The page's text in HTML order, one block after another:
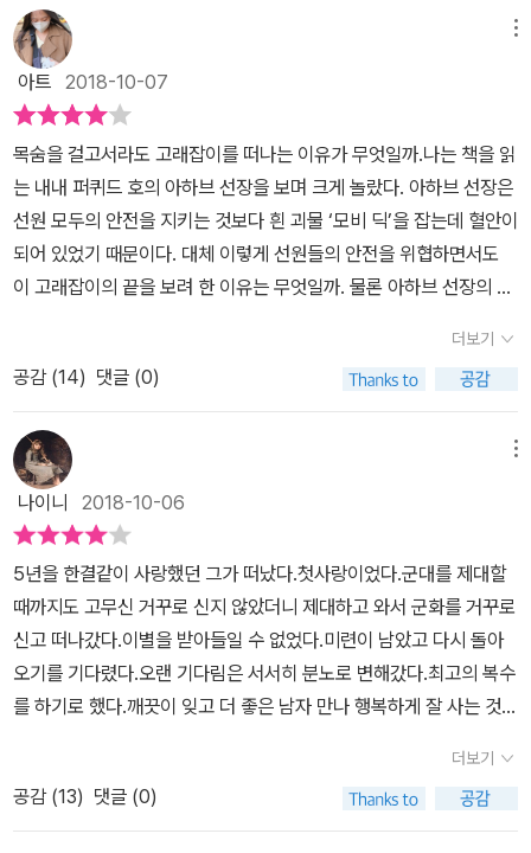
아트 2018-10-07
목숨을 걸고서라도 고래잡이를 떠나는 이유가 무엇일까.나는 책을 읽
는 내내 퍼퀴드 호의 아하브 선장을 보며 크게 놀랐다. 아하브 선장은
선원 모두의 안전을 지키는 것보다 흰 괴물 ‘모비 딕’을 잡는데 혈안이
되어 있었기 때문이다. 대체 이렇게 선원들의 안전을 위협하면서도
이 고래잡이의 끝을 보려 한 이유는 무엇일까. 물론 아하브 선장의 그
를 가장한 그 이면에는 뭔가 더 근본적인 이유가 있었을지 모른다. 모
비 딕은 복수를 해야겠다는 생각만으로 잡기에는 너무 어려운 존재이
기 때문이다. 복수 이상의 의미, 내 존재의 이유였을지 모른다. 거대한
향유고래는 아마도 우리가 쉽게 쟁취할 수 없는 원대한 꿈을 상징하
는 것 같다. 어쩌면 처음부터 잡지 못할 걸 알면서 가는 것일지도 모르
겠다. 성취하지 못할 수도 있지만 그 위대한 존재에 대해 도전하고, 역
경과 고난을 겪는 과정을 거치는 것으로도 가치가 있기 때문일 것이
다. 결국은 고래잡이도 우리 인생살이 전체와 비슷한 모습이었다.
더보기
공감 (14) 댓글 (0)
나이니 2018-10-06
5년을 한결같이 사랑했던 그가 떠났다.첫사랑이었다.군대를 제대할
때까지도 고무신 거꾸로 신지 않았더니 제대하고 와서 군화를 거꾸로
신고 떠나갔다.이별을 받아들일 수 없었다.미련이 남았고 다시 돌아
오기를 기다렸다.오랜 기다림은 서서히 분노로 변해갔다.최고의 복수
를 하기로 했다.깨끗이 잊고 더 좋은 남자 만나 행복하게 잘 사는 것.
는 삶을 긍정적으로 변화시키기도 한다.여기 또 다른 분노가 있다.자
신의 한쪽 다리를 앗아간 흰 고래, '모비 딕'에 대한 분노로 자신은 물
론 피쿼드 호와 선원들까지 파멸시킨 인물 아하브 선장.무모한 도전
더보기
공감 (13) 댓글 (0)